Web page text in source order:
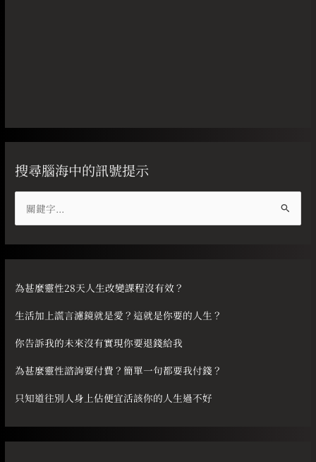
搜尋腦海中的訊號提示
尋
關
字
為甚麼靈性28天人生改變課程沒有效？
生活加上謊言濾鏡就是愛？這就是你要的人生？
你告訴我的未來沒有實現你要退錢給我
為甚麼靈性諮詢要付費？簡單一句都要我付錢？
只知道往別人身上佔便宜活該你的人生過不好